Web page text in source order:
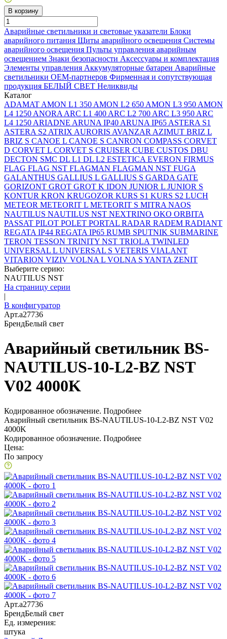
В корзину
Аварийные светильники и световые указатели Блоки
аварийного питания Щиты аварийного освещения Системы
аварийного освещения Пульты управления аварийным
освещением Знаки безопасности Аксессуары и комплектация
Элементы управления Аккумуляторные батареи Аварийные
светильники ОЕМ-партнеров Фирменная и сопутствующая
продукция БЕЛЫЙ СВЕТ Неликвиды
Каталог
ADAMAT AMON L1 350 AMON L2 650 AMON L3 950 AMON
L4 1250 ANORA ARC L1 400 ARC L2 700 ARC L3 950 ARC
L4 1250 ARIADNE ARUNA IP40 ARUNA IP65 ASTERA S1
ASTERA S2 ATRIX AURORIS AVANZAR AZIMUT BRIZ L
BRIZ S CANOE L CANOE S CANRON COMPASS CORVET
D CORVET L CORVET S CRUISER CUBE CUSTOS DBU
DECTON SMC DL L1 DL L2 ESTETICA EVERON FIRMUS
FLAG FLAG NST FLAGMAN FLAGMAN NST FUGA
GALANTHUS GALLIUS L GALLIUS S GARDA GATE
GORIZONT GROT GROT K IDON JUNIOR L JUNIOR S
KONTUR KRON KRUGOZOR KURS S1 KURS S2 LUCH
METEOR METEORIT L METEORIT S MITRA NAOS
NAUTILUS NAUTILUS NST NEXTRINO OKO ORBITA
PASSAT PILOT POLET PORTAL RADAR RADEM RADIANT
REGATA IP44 REGATA IP65 RUMB SPUTNIK SUBMARINE
TERON TESSON TRINITY NST TRIOLA TWINLED
UNIVERSAL L UNIVERSAL S VETERIS VIALANT
VITARION VIZIV VOLNA L VOLNA S YANTA ZENIT
Выберите серию:
NAUTILUS NST
На страницу серии
|
В конфигуратор
Арт.a27736
БрендБелый свет
Аварийный светильник BS-
NAUTILUS-10-L2-BZ NST
V02 4000K
Кодированное обозначение. Подробнее
Аварийный светильник BS-NAUTILUS-10-L2-BZ NST V02
4000K
Кодированное обозначение. Подробнее
Цена:
По запросу
Арт.a27736
БрендБелый свет
Ед. измерения:
штука